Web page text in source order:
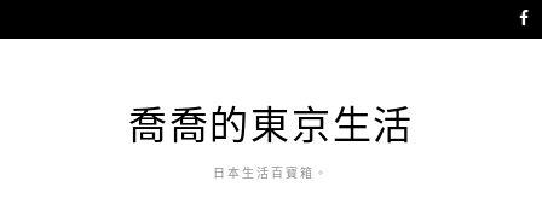
至
喬喬的東京生活
日本生活百寶箱。